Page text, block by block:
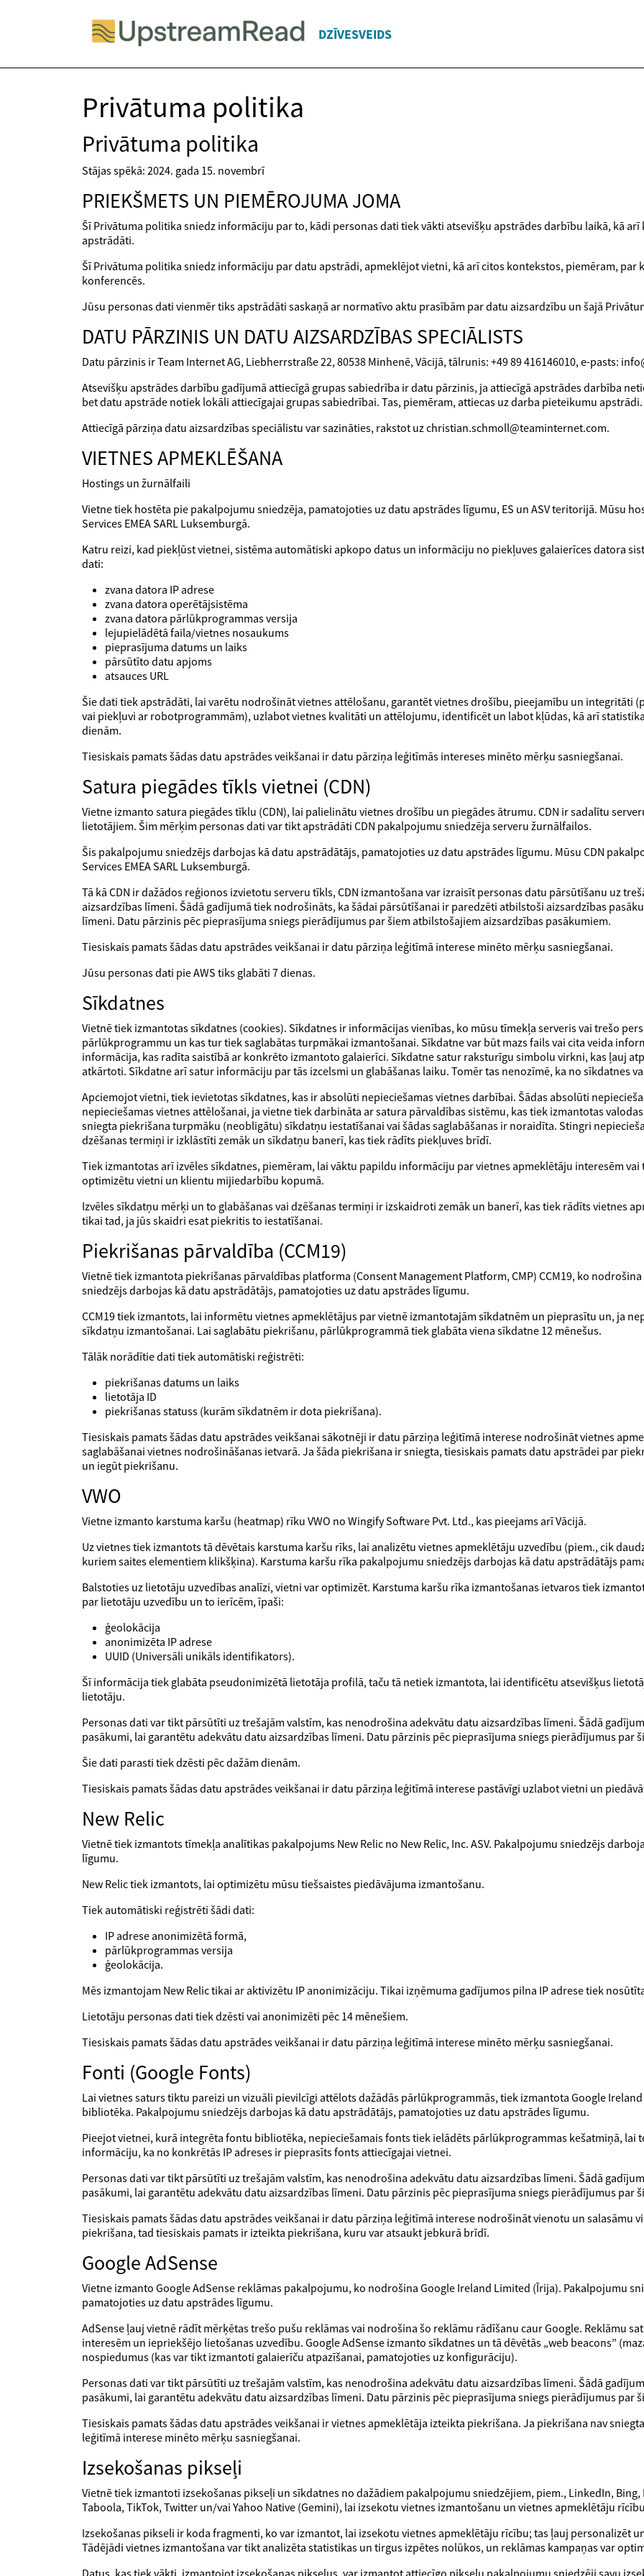
DZĪVESVEIDS
Privātuma politika
Privātuma politika
Stājas spēkā: 2024. gada 15. novembrī
PRIEKŠMETS UN PIEMĒROJUMA JOMA
Šī Privātuma politika sniedz informāciju par to, kādi personas dati tiek vākti atsevišķu apstrādes darbību laikā, kā
apstrādāti.
Šī Privātuma politika sniedz informāciju par datu apstrādi, apmeklējot vietni, kā arī citos kontekstos, piemēram,
konferencēs.
Jūsu personas dati vienmēr tiks apstrādāti saskaņā ar normatīvo aktu prasībām par datu aizsardzību un šajā
DATU PĀRZINIS UN DATU AIZSARDZĪBAS SPECIĀLISTS
Datu pārzinis ir Team Internet AG, Liebherrstraße 22, 80538 Minhenē, Vācijā, tālrunis: +49 89 416146010, e-pasts:
Atsevišķu apstrādes darbību gadījumā attiecīgā grupas sabiedrība ir datu pārzinis, ja attiecīgā apstrādes darbība
bet datu apstrāde notiek lokāli attiecīgajai grupas sabiedrībai. Tas, piemēram, attiecas uz darba pieteikumu apstrādi.
Attiecīgā pārziņa datu aizsardzības speciālistu var sazināties, rakstot uz christian.schmoll@teaminternet.com.
VIETNES APMEKLĒŠANA
Hostings un žurnālfaili
Vietne tiek hostēta pie pakalpojumu sniedzēja, pamatojoties uz datu apstrādes līgumu, ES un ASV teritorijā. Mūsu
Services EMEA SARL Luksemburgā.
Katru reizi, kad piekļūst vietnei, sistēma automātiski apkopo datus un informāciju no piekļuves galaierīces datora
dati:
zvana datora IP adrese
zvana datora operētājsistēma
zvana datora pārlūkprogrammas versija
lejupielādētā faila/vietnes nosaukums
pieprasījuma datums un laiks
pārsūtīto datu apjoms
atsauces URL
Šie dati tiek apstrādāti, lai varētu nodrošināt vietnes attēlošanu, garantēt vietnes drošību, pieejamību un integritāti
vai piekļuvi ar robotprogrammām), uzlabot vietnes kvalitāti un attēlojumu, identificēt un labot kļūdas, kā arī
dienām.
Tiesiskais pamats šādas datu apstrādes veikšanai ir datu pārziņa leģitīmās intereses minēto mērķu sasniegšanai.
Satura piegādes tīkls vietnei (CDN)
Vietne izmanto satura piegādes tīklu (CDN), lai palielinātu vietnes drošību un piegādes ātrumu. CDN ir sadalītu
lietotājiem. Šim mērķim personas dati var tikt apstrādāti CDN pakalpojumu sniedzēja serveru žurnālfailos.
Šis pakalpojumu sniedzējs darbojas kā datu apstrādātājs, pamatojoties uz datu apstrādes līgumu. Mūsu CDN
Services EMEA SARL Luksemburgā.
Tā kā CDN ir dažādos reģionos izvietotu serveru tīkls, CDN izmantošana var izraisīt personas datu pārsūtīšanu uz
aizsardzības līmeni. Šādā gadījumā tiek nodrošināts, ka šādai pārsūtīšanai ir paredzēti atbilstoši aizsardzības
līmeni. Datu pārzinis pēc pieprasījuma sniegs pierādījumus par šiem atbilstošajiem aizsardzības pasākumiem.
Tiesiskais pamats šādas datu apstrādes veikšanai ir datu pārziņa leģitīmā interese minēto mērķu sasniegšanai.
Jūsu personas dati pie AWS tiks glabāti 7 dienas.
Sīkdatnes
Vietnē tiek izmantotas sīkdatnes (cookies). Sīkdatnes ir informācijas vienības, ko mūsu tīmekļa serveris vai trešo
pārlūkprogrammu un kas tur tiek saglabātas turpmākai izmantošanai. Sīkdatne var būt mazs fails vai cita veida
informācija, kas radīta saistībā ar konkrēto izmantoto galaierīci. Sīkdatne satur raksturīgu simbolu virkni, kas ļauj
atkārtoti. Sīkdatne arī satur informāciju par tās izcelsmi un glabāšanas laiku. Tomēr tas nenozīmē, ka no sīkdatnes
Apciemojot vietni, tiek ievietotas sīkdatnes, kas ir absolūti nepieciešamas vietnes darbībai. Šādas absolūti
nepieciešamas vietnes attēlošanai, ja vietne tiek darbināta ar satura pārvaldības sistēmu, kas tiek izmantotas
sniegta piekrišana turpmāku (neobligātu) sīkdatņu iestatīšanai vai šādas saglabāšanas ir noraidīta. Stingri
dzēšanas termiņi ir izklāstīti zemāk un sīkdatņu banerī, kas tiek rādīts piekļuves brīdī.
Tiek izmantotas arī izvēles sīkdatnes, piemēram, lai vāktu papildu informāciju par vietnes apmeklētāju interesēm
optimizētu vietni un klientu mijiedarbību kopumā.
Izvēles sīkdatņu mērķi un to glabāšanas vai dzēšanas termiņi ir izskaidroti zemāk un banerī, kas tiek rādīts vietnes
tikai tad, ja jūs skaidri esat piekritis to iestatīšanai.
Piekrišanas pārvaldība (CCM19)
Vietnē tiek izmantota piekrišanas pārvaldības platforma (Consent Management Platform, CMP) CCM19, ko
sniedzējs darbojas kā datu apstrādātājs, pamatojoties uz datu apstrādes līgumu.
CCM19 tiek izmantots, lai informētu vietnes apmeklētājus par vietnē izmantotajām sīkdatnēm un pieprasītu un, ja
sīkdatņu izmantošanai. Lai saglabātu piekrišanu, pārlūkprogrammā tiek glabāta viena sīkdatne 12 mēnešus.
Tālāk norādītie dati tiek automātiski reģistrēti:
piekrišanas datums un laiks
lietotāja ID
piekrišanas statuss (kurām sīkdatnēm ir dota piekrišana).
Tiesiskais pamats šādas datu apstrādes veikšanai sākotnēji ir datu pārziņa leģitīmā interese nodrošināt vietnes
saglabāšanai vietnes nodrošināšanas ietvarā. Ja šāda piekrišana ir sniegta, tiesiskais pamats datu apstrādei par
un iegūt piekrišanu.
VWO
Vietne izmanto karstuma karšu (heatmap) rīku VWO no Wingify Software Pvt. Ltd., kas pieejams arī Vācijā.
Uz vietnes tiek izmantots tā dēvētais karstuma karšu rīks, lai analizētu vietnes apmeklētāju uzvedību (piem., cik
kuriem saites elementiem klikšķina). Karstuma karšu rīka pakalpojumu sniedzējs darbojas kā datu apstrādātājs
Balstoties uz lietotāju uzvedības analīzi, vietni var optimizēt. Karstuma karšu rīka izmantošanas ietvaros tiek
par lietotāju uzvedību un to ierīcēm, īpaši:
ģeolokācija
anonimizēta IP adrese
UUID (Universāli unikāls identifikators).
Šī informācija tiek glabāta pseudonimizētā lietotāja profilā, taču tā netiek izmantota, lai identificētu atsevišķus
lietotāju.
Personas dati var tikt pārsūtīti uz trešajām valstīm, kas nenodrošina adekvātu datu aizsardzības līmeni. Šādā
pasākumi, lai garantētu adekvātu datu aizsardzības līmeni. Datu pārzinis pēc pieprasījuma sniegs pierādījumus par
Šie dati parasti tiek dzēsti pēc dažām dienām.
Tiesiskais pamats šādas datu apstrādes veikšanai ir datu pārziņa leģitīmā interese pastāvīgi uzlabot vietni un
New Relic
Vietnē tiek izmantots tīmekļa analītikas pakalpojums New Relic no New Relic, Inc. ASV. Pakalpojumu sniedzējs
līgumu.
New Relic tiek izmantots, lai optimizētu mūsu tiešsaistes piedāvājuma izmantošanu.
Tiek automātiski reģistrēti šādi dati:
IP adrese anonimizētā formā,
pārlūkprogrammas versija
ģeolokācija.
Mēs izmantojam New Relic tikai ar aktivizētu IP anonimizāciju. Tikai izņēmuma gadījumos pilna IP adrese tiek
Lietotāju personas dati tiek dzēsti vai anonimizēti pēc 14 mēnešiem.
Tiesiskais pamats šādas datu apstrādes veikšanai ir datu pārziņa leģitīmā interese minēto mērķu sasniegšanai.
Fonti (Google Fonts)
Lai vietnes saturs tiktu pareizi un vizuāli pievilcīgi attēlots dažādās pārlūkprogrammās, tiek izmantota Google
bibliotēka. Pakalpojumu sniedzējs darbojas kā datu apstrādātājs, pamatojoties uz datu apstrādes līgumu.
Pieejot vietnei, kurā integrēta fontu bibliotēka, nepieciešamais fonts tiek ielādēts pārlūkprogrammas kešatmiņā,
informāciju, ka no konkrētās IP adreses ir pieprasīts fonts attiecīgajai vietnei.
Personas dati var tikt pārsūtīti uz trešajām valstīm, kas nenodrošina adekvātu datu aizsardzības līmeni. Šādā
pasākumi, lai garantētu adekvātu datu aizsardzības līmeni. Datu pārzinis pēc pieprasījuma sniegs pierādījumus par
Tiesiskais pamats šādas datu apstrādes veikšanai ir datu pārziņa leģitīmā interese nodrošināt vienotu un salasāmu
piekrišana, tad tiesiskais pamats ir izteikta piekrišana, kuru var atsaukt jebkurā brīdī.
Google AdSense
Vietne izmanto Google AdSense reklāmas pakalpojumu, ko nodrošina Google Ireland Limited (Īrija). Pakalpojumu
pamatojoties uz datu apstrādes līgumu.
AdSense ļauj vietnē rādīt mērķētas trešo pušu reklāmas vai nodrošina šo reklāmu rādīšanu caur Google. Reklāmu
interesēm un iepriekšējo lietošanas uzvedību. Google AdSense izmanto sīkdatnes un tā dēvētās „web beacons”
nospiedumus (kas var tikt izmantoti galaierīču atpazīšanai, pamatojoties uz konfigurāciju).
Personas dati var tikt pārsūtīti uz trešajām valstīm, kas nenodrošina adekvātu datu aizsardzības līmeni. Šādā
pasākumi, lai garantētu adekvātu datu aizsardzības līmeni. Datu pārzinis pēc pieprasījuma sniegs pierādījumus par
Tiesiskais pamats šādas datu apstrādes veikšanai ir vietnes apmeklētāja izteikta piekrišana. Ja piekrišana nav
leģitīmā interese minēto mērķu sasniegšanai.
Izsekošanas pikseļi
Vietnē tiek izmantoti izsekošanas pikseļi un sīkdatnes no dažādiem pakalpojumu sniedzējiem, piem., LinkedIn,
Taboola, TikTok, Twitter un/vai Yahoo Native (Gemini), lai izsekotu vietnes izmantošanu un vietnes apmeklētāju
Izsekošanas pikseli ir koda fragmenti, ko var izmantot, lai izsekotu vietnes apmeklētāju rīcību; tas ļauj personalizēt
Tādējādi vietnes izmantošana var tikt analizēta statistikas un tirgus izpētes nolūkos, un reklāmas kampaņas var
Datus, kas tiek vākti, izmantojot izsekošanas pikseļus, var izmantot attiecīgo pikseļu pakalpojumu sniedzēji savu